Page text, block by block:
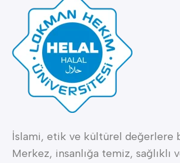
İslami, etik ve kültürel değerlere bağlı olan
Merkez, insanlığa temiz, sağlıklı